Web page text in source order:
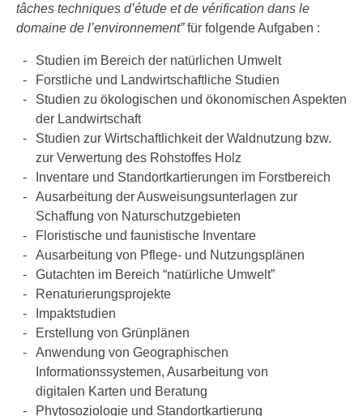
tâches techniques d’étude et de vérification dans le
domaine de l’environnement”für folgende Aufgaben :
Studien im Bereich der natürlichen Umwelt
Forstliche und Landwirtschaftliche Studien
Studien zu ökologischen und ökonomischen Aspekten
der Landwirtschaft
Studien zur Wirtschaftlichkeit der Waldnutzung bzw.
zur Verwertung des Rohstoffes Holz
Inventare und Standortkartierungen im Forstbereich
Ausarbeitung der Ausweisungsunterlagen zur
Schaffung von Naturschutzgebieten
Floristische und faunistische Inventare
Ausarbeitung von Pflege- und Nutzungsplänen
Gutachten im Bereich “natürliche Umwelt”
Renaturierungsprojekte
Impaktstudien
Erstellung von Grünplänen
Anwendung von Geographischen
Informationssystemen, Ausarbeitung von
digitalen Karten und Beratung
Phytosoziologie und Standortkartierung